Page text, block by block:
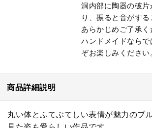
洞内部に陶器の破
り、振ると音がする
あらかじめご了承く
ハンドメイドならで
ぞお楽しみください
商品詳細説明
丸い体とふてぶてしい表情が魅力のブ